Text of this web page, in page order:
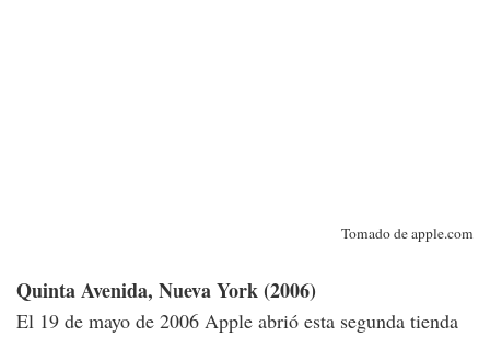
Tomado de apple.com
Quinta Avenida, Nueva York (2006)
El 19 de mayo de 2006 Apple abrió esta segunda tienda